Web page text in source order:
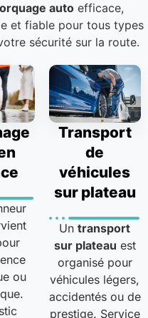
auto efficace,
et fiable pour tous types
sécurité sur la route.
ou
Transport
de
véhicules
sur plateau
Untransport
sur plateau est
organisé pour
véhicules légers,
accidentés ou de
prestige. Service